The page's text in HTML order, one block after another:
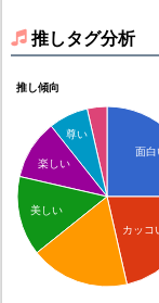
推しタグ分析
推し傾向
面白
カッコ
尊い
楽しい
美しい